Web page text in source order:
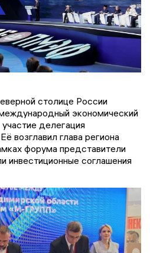
столице России
экономический
делегация
возглавил глава региона
форума представители
инвестиционные соглашения